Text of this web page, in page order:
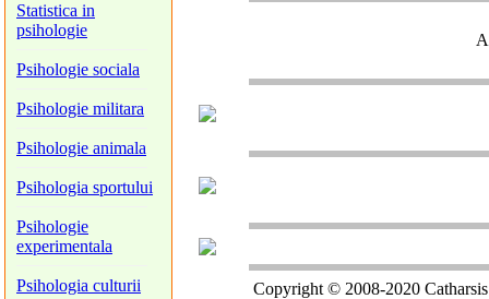
Statistica in
psihologie
Psihologie sociala
Psihologie militara
Psihologie animala
Psihologia sportului
Psihologie
experimentala
Psihologia culturii Copyright © 2008-2020